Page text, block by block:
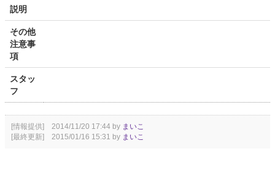
説明
その他
注意事
項
スタッ
フ
[情報提供] 2014/11/20 17:44 by まいこ
[最終更新] 2015/01/16 15:31 by まいこ